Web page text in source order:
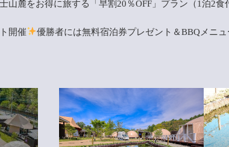
山麓をお得に旅する「早割20％OFF」プラン（1泊2食
開催 優勝者には無料宿泊券プレゼント＆BBQメニ